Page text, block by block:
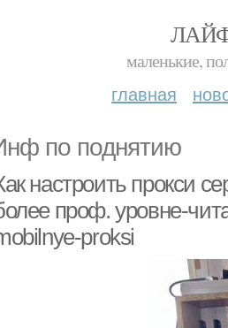
маленькие,
главная
по поднятию
настроить прокси
проф. уровне-
proksi